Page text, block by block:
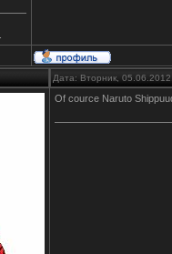
Дата: Вторник,
Of cource Naruto